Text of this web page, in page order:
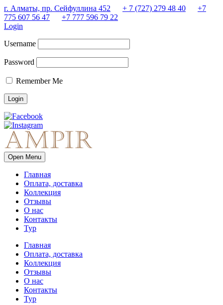
г. Алматы, пр. Сейфуллина 452 + 7 (727) 279 48 40
+7
775 607 56 47
+7 777 596 79 22
Login
Username
Password
Remember Me
Open Menu
Главная
Оплата, доставка
Коллекция
Отзывы
О нас
Контакты
Тур
Главная
Оплата, доставка
Коллекция
Отзывы
О нас
Контакты
Тур